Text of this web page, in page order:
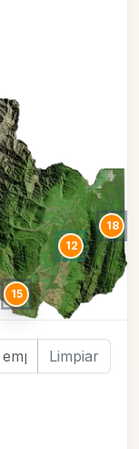
12
15
18
Limpiar